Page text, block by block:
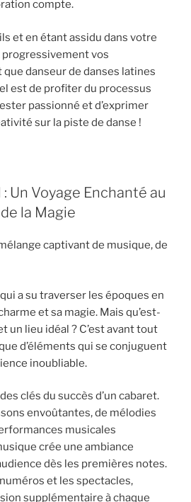
compte.
et en étant assidu dans votre
vos
danseur de danses latines
est de profiter du processus
passionné et d’exprimer
sur la piste de danse !
Un Voyage Enchanté au
la Magie
captivant de musique, de
a su traverser les époques en
et sa magie. Mais qu’est-
un lieu idéal ? C’est avant tout
d’éléments qui se conjuguent
inoubliable.
clés du succès d’un cabaret.
envoûtantes, de mélodies
musicales
crée une ambiance
dès les premières notes.
et les spectacles,
supplémentaire à chaque